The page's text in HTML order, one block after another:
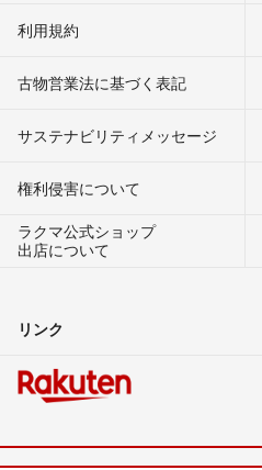
利用規約
古物営業法に基づく表記
サステナビリティメッセージ
権利侵害について
ラクマ公式ショップ
出店について
リンク